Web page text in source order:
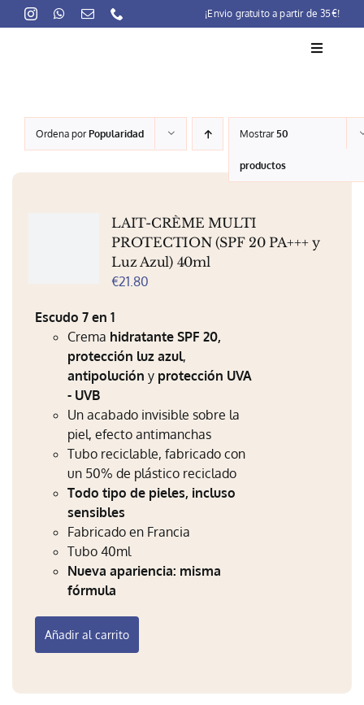
to
¡Envio gratuito a partir de 35€!
Toggle
La marca
Lait-Crème Concentré
Productos
Preocupaciones
Contacto
Mi Perfil
Carrito
Ordena porPopularidad Mostrar50
productos
LAIT-CRÈME MULTI
PROTECTION (SPF 20 PA+++ y
Luz Azul) 40ml
€21.80
Escudo 7 en 1
Crema hidratante SPF 20,
protección luz azul,
antipolución y protección UVA
- UVB
Un acabado invisible sobre la
piel, efecto antimanchas
Tubo reciclable, fabricado con
un 50% de plástico reciclado
Todo tipo de pieles, incluso
sensibles
Fabricado en Francia
Tubo 40ml
Nueva apariencia: misma
fórmula
Añadir al carrito